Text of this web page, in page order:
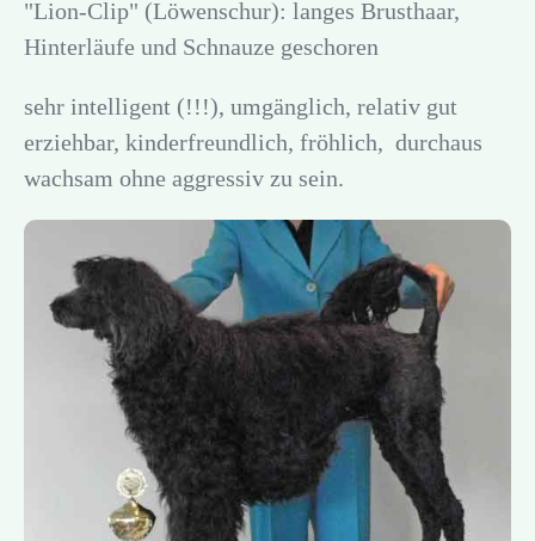
"Lion-Clip" (Löwenschur): langes Brusthaar,
Hinterläufe und Schnauze geschoren
sehr intelligent (!!!), umgänglich, relativ gut
erziehbar, kinderfreundlich, fröhlich, durchaus
wachsam ohne aggressiv zu sein.